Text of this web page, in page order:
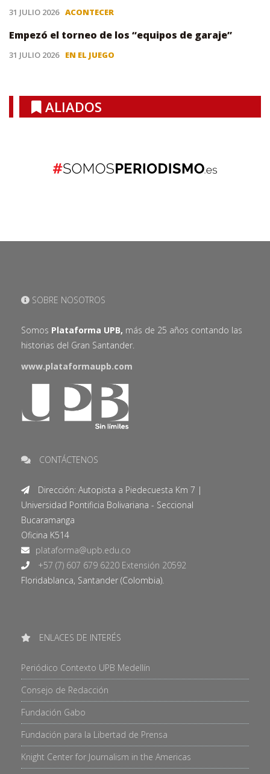
31 JULIO 2026 ACONTECER
Empezó el torneo de los “equipos de garaje”
31 JULIO 2026 EN EL JUEGO
ALIADOS
SOBRE NOSOTROS
Somos Plataforma UPB, más de 25 años contando las
historias del Gran Santander.
www.plataformaupb.com
CONTÁCTENOS
Dirección: Autopista a Piedecuesta Km 7 |
Universidad Pontificia Bolivariana - Seccional
Bucaramanga
Oficina K514
+57 (7) 607 679 6220 Extensión 20592
Floridablanca, Santander (Colombia).
ENLACES DE INTERÉS
Periódico Contexto UPB Medellín
Consejo de Redacción
Fundación Gabo
Fundación para la Libertad de Prensa
Knight Center for Journalism in the Americas